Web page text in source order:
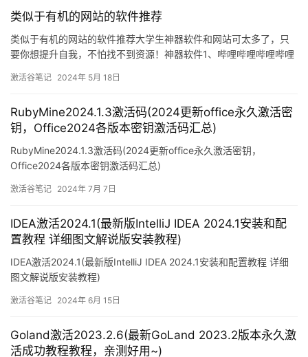
类似于有机的网站的软件推荐
类似于有机的网站的软件推荐大学生神器软件和网站可太多了，只
要你想提升自我，不怕找不到资源！神器软件1、哔哩哔哩哔哩哔哩
等专业课视频，还有摄影、剪辑、后期等技术培训类视频，只要你
激活谷笔记 2024年 5月 18日
RubyMine2024.1.3激活码(2024更新office永久激活密
钥，Office2024各版本密钥激活码汇总)
RubyMine2024.1.3激活码(2024更新office永久激活密钥，
Office2024各版本密钥激活码汇总)
激活谷笔记 2024年 7月 7日
IDEA激活2024.1(最新版IntelliJ IDEA 2024.1安装和配
置教程 详细图文解说版安装教程)
IDEA激活2024.1(最新版IntelliJ IDEA 2024.1安装和配置教程 详细
图文解说版安装教程)
激活谷笔记 2024年 6月 15日
Goland激活2023.2.6(最新GoLand 2023.2版本永久激
活成功教程教程，亲测好用~)